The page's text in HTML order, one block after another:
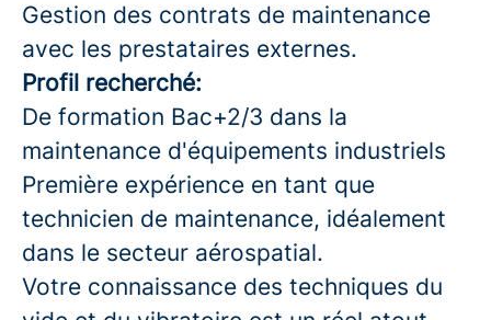
Gestion des contrats de maintenance
avec les prestataires externes.
Profil recherché:
De formation Bac+2/3 dans la
maintenance d'équipements industriels
Première expérience en tant que
technicien de maintenance, idéalement
dans le secteur aérospatial.
Votre connaissance des techniques du